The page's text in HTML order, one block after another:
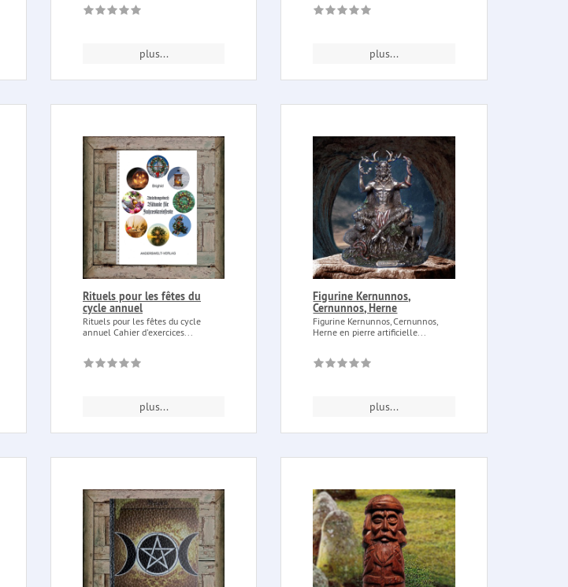
plus... plus...
Rituels pour les fêtes du
cycle annuel
Rituels pour les fêtes du cycle
annuel Cahier d'exercices...
plus...
Figurine Kernunnos,
Cernunnos, Herne
Figurine Kernunnos, Cernunnos,
Herne en pierre artificielle...
plus...